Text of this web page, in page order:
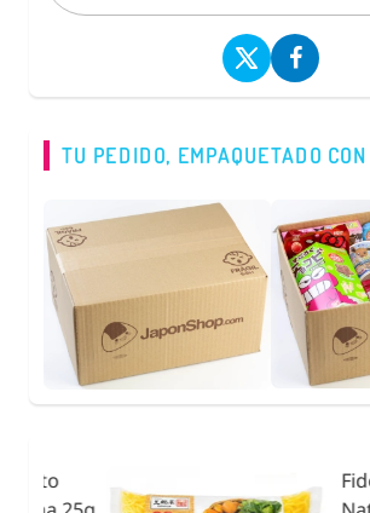
TU PEDIDO, EMPAQUETADO
Fideos